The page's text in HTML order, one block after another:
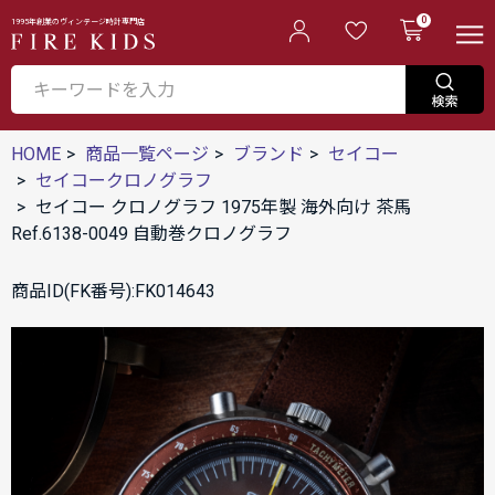
1995年創業のヴィンテージ時計専門店 0
HOME 商品一覧ページ ブランド
セイコー
セイコークロノグラフ
セイコー クロノグラフ 1975年製 海外向け 茶馬
Ref.6138-0049 自動巻クロノグラフ
商品ID(FK番号):FK014643